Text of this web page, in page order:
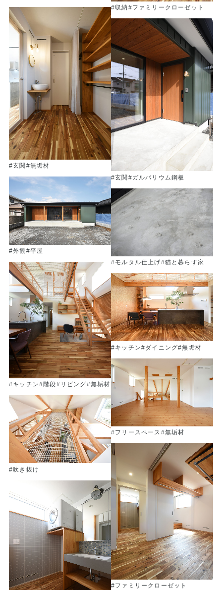
#収納#ファミリークローゼット
#玄関 #無垢材
#玄関#ガルバリウム鋼板
#外観 #平屋
#モルタル仕上げ#猫と暮らす家
#キッチン#階段#リビング#無垢材
#キッチン#ダイニング#無垢材
#フリースペース #無垢材
#吹き抜け
#ファミリークローゼット